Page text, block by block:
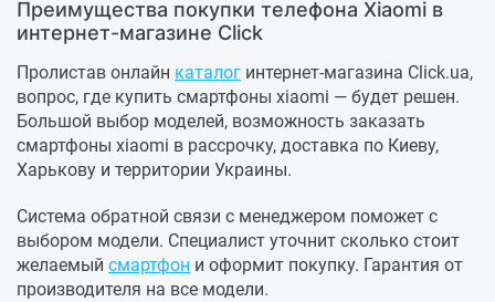
Преимущества покупки телефона Xiaomi в
интернет-магазине Сlick
Пролистав онлайн каталог интернет-магазина Click.ua,
вопрос, где купить смартфоны xiaomi — будет решен.
Большой выбор моделей, возможность заказать
смартфоны xiaomi в рассрочку, доставка по Киеву,
Харькову и территории Украины.
Система обратной связи с менеджером поможет с
выбором модели. Специалист уточнит сколько стоит
желаемый смартфон и оформит покупку. Гарантия от
производителя на все модели.